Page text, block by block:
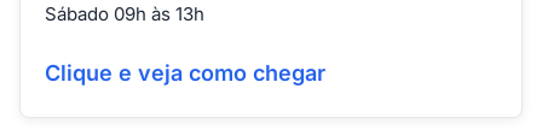
Sábado 09h às 13h
Clique e veja como chegar